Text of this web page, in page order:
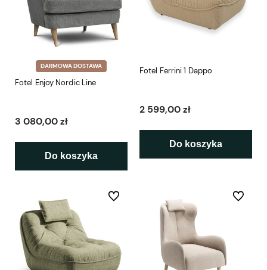
DARMOWA DOSTAWA
Fotel Enjoy Nordic Line
3 080,00 zł
Do koszyka
Fotel Ferrini 1 Dappo
2 599,00 zł
Do koszyka
Do ulubionych Do